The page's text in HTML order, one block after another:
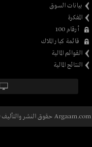
بيانات السوق
المفكرة
أرقام 100
قائمة كبار الملاك
القوائم المالية
النتائج المالية
Argaam.com حقوق النشر والتأليف © 2026، أرقام الاستثمارية , جميع الحقوق محفوظة